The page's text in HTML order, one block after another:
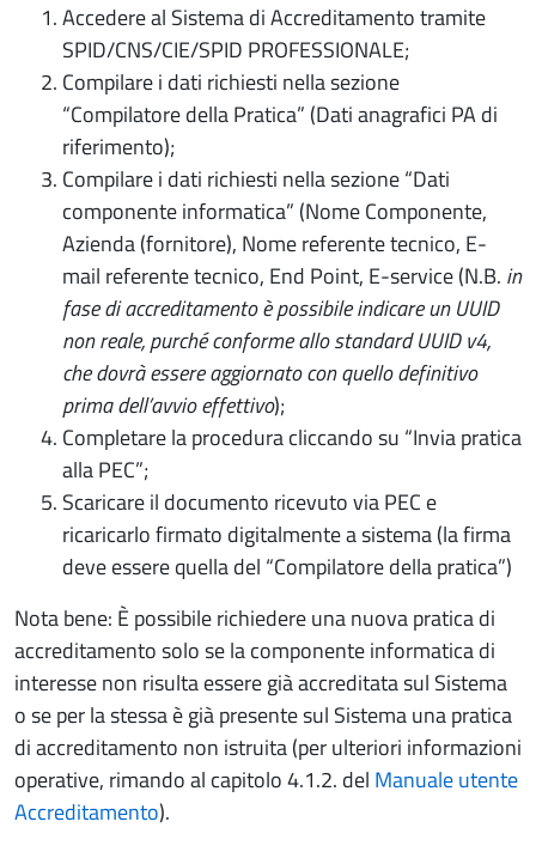
Accedere al Sistema di Accreditamento tramite
SPID/CNS/CIE/SPID PROFESSIONALE;
Compilare i dati richiesti nella sezione
“Compilatore della Pratica” (Dati anagrafici PA di
riferimento);
Compilare i dati richiesti nella sezione “Dati
componente informatica” (Nome Componente,
Azienda (fornitore), Nome referente tecnico, E-
mail referente tecnico, End Point, E-service (N.B. in
fase di accreditamento è possibile indicare un UUID
non reale, purché conforme allo standard UUID v4,
che dovrà essere aggiornato con quello definitivo
prima dell’avvio effettivo);
Completare la procedura cliccando su “Invia pratica
alla PEC”;
Scaricare il documento ricevuto via PEC e
ricaricarlo firmato digitalmente a sistema (la firma
deve essere quella del “Compilatore della pratica”)
Nota bene: È possibile richiedere una nuova pratica di
accreditamento solo se la componente informatica di
interesse non risulta essere già accreditata sul Sistema
o se per la stessa è già presente sul Sistema una pratica
di accreditamento non istruita (per ulteriori informazioni
operative, rimando al capitolo 4.1.2. del Manuale utente
Accreditamento).